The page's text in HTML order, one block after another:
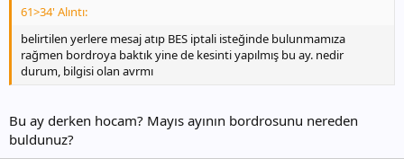
61>34' Alıntı:
belirtilen yerlere mesaj atıp BES iptali isteğinde bulunmamıza
rağmen bordroya baktık yine de kesinti yapılmış bu ay. nedir
durum, bilgisi olan avrmı
Bu ay derken hocam? Mayıs ayının bordrosunu nereden
buldunuz?